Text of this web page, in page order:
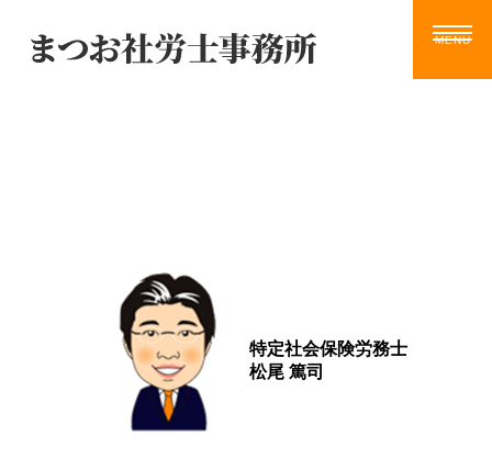
特定社会保険労務士
松尾 篤司